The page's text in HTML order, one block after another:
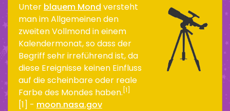
Unter blauem Mond versteht
man im Allgemeinen den
zweiten Vollmond in einem
Kalendermonat, so dass der
Begriff sehr irreführend ist, da
diese Ereignisse keinen Einfluss
auf die scheinbare oder reale
Farbe des Mondes haben. [1]
[1] - moon.nasa.gov